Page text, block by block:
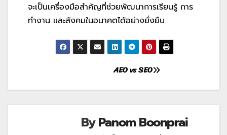
จะเป็นเครื่องมือสำคัญที่ช่วยพัฒนาการเรียนรู้ การ
ทำงาน และสังคมในอนาคตได้อย่างยั่งยืน
AEO vs SEO
ByPanom Boonprai